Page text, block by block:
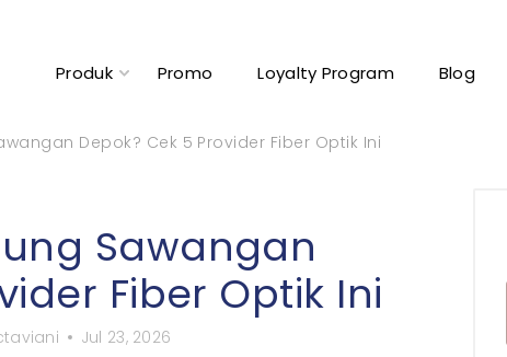
Produk Promo Loyalty Program Blog
Depok? Cek 5 Provider Fiber Optik Ini
Sawangan
Fiber Optik Ini
Jul 23, 2026